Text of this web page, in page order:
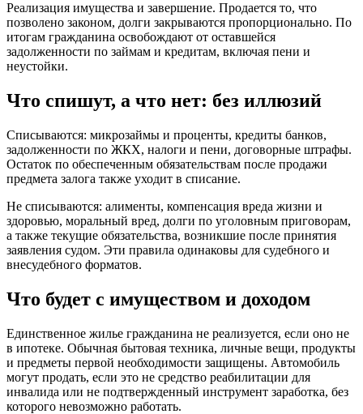
Реализация имущества и завершение. Продается то, что
позволено законом, долги закрываются пропорционально. По
итогам гражданина освобождают от оставшейся
задолженности по займам и кредитам, включая пени и
неустойки.
Что спишут, а что нет: без иллюзий
Списываются: микрозаймы и проценты, кредиты банков,
задолженности по ЖКХ, налоги и пени, договорные штрафы.
Остаток по обеспеченным обязательствам после продажи
предмета залога также уходит в списание.
Не списываются: алименты, компенсация вреда жизни и
здоровью, моральный вред, долги по уголовным приговорам,
а также текущие обязательства, возникшие после принятия
заявления судом. Эти правила одинаковы для судебного и
внесудебного форматов.
Что будет с имуществом и доходом
Единственное жилье гражданина не реализуется, если оно не
в ипотеке. Обычная бытовая техника, личные вещи, продукты
и предметы первой необходимости защищены. Автомобиль
могут продать, если это не средство реабилитации для
инвалида или не подтвержденный инструмент заработка, без
которого невозможно работать.